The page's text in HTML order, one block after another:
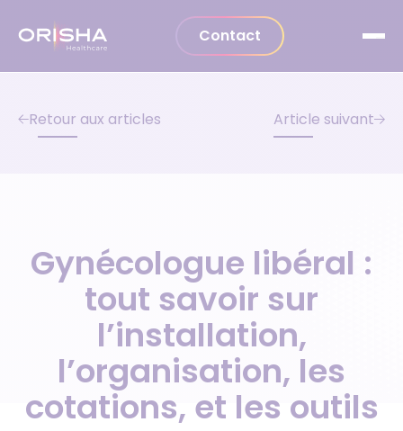
Contact
Retour aux articles Article suivant
Gynécologue libéral :
tout savoir sur
l’installation,
l’organisation, les
cotations, et les outils